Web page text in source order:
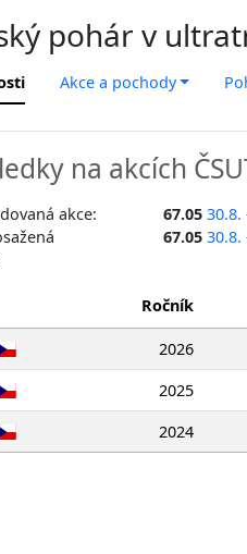
pohár v
Akce a pochody
na akcích
akce: 67.05 30.8.
67.05 30.8.
Ročník
2026
2025
2024